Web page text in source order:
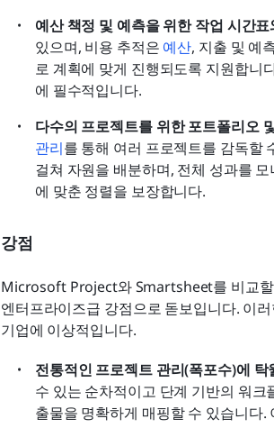
예산 책정 및 예측을 위한 작업 시간
있으며, 비용 추적은 예산, 지출 및 예
로 계획에 맞게 진행되도록 지원합니
에 필수적입니다.
다수의 프로젝트를 위한 포트폴리오
관리를 통해 여러 프로젝트를 감독할
걸쳐 자원을 배분하며, 전체 성과를
에 맞춘 정렬을 보장합니다.
강점
Microsoft Project와 Smartsheet를 비교
엔터프라이즈급 강점으로 돋보입니다. 이
기업에 이상적입니다.
전통적인 프로젝트 관리(폭포수)에 탁
수 있는 순차적이고 단계 기반의 워
출물을 명확하게 매핑할 수 있습니다